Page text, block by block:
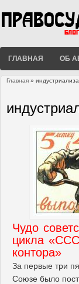
ГЛАВНАЯ ОБ
Главная »
Чудо
цикла
контора»
За первые три
Союзе было